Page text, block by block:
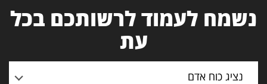
נשמח לעמוד לרשותכם בכל
עת
נציג כוח אדם